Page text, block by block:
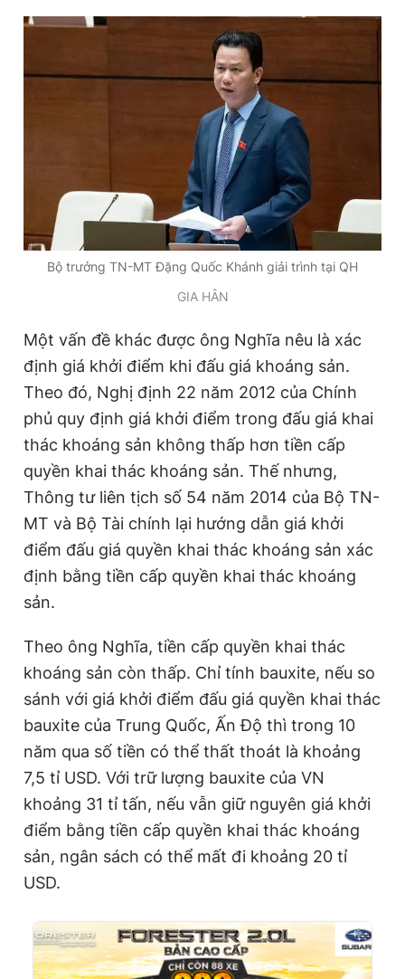
Bộ trưởng TN-MT Đặng Quốc Khánh giải trình tại QH
GIA HÂN
Một vấn đề khác được ông Nghĩa nêu là xác
định giá khởi điểm khi đấu giá khoáng sản.
Theo đó, Nghị định 22 năm 2012 của Chính
phủ quy định giá khởi điểm trong đấu giá khai
thác khoáng sản không thấp hơn tiền cấp
quyền khai thác khoáng sản. Thế nhưng,
Thông tư liên tịch số 54 năm 2014 của Bộ TN-
MT và Bộ Tài chính lại hướng dẫn giá khởi
điểm đấu giá quyền khai thác khoáng sản xác
định bằng tiền cấp quyền khai thác khoáng
sản.
Theo ông Nghĩa, tiền cấp quyền khai thác
khoáng sản còn thấp. Chỉ tính bauxite, nếu so
sánh với giá khởi điểm đấu giá quyền khai thác
bauxite của Trung Quốc, Ấn Độ thì trong 10
năm qua số tiền có thể thất thoát là khoảng
7,5 tỉ USD. Với trữ lượng bauxite của VN
khoảng 31 tỉ tấn, nếu vẫn giữ nguyên giá khởi
điểm bằng tiền cấp quyền khai thác khoáng
sản, ngân sách có thể mất đi khoảng 20 tỉ
USD.